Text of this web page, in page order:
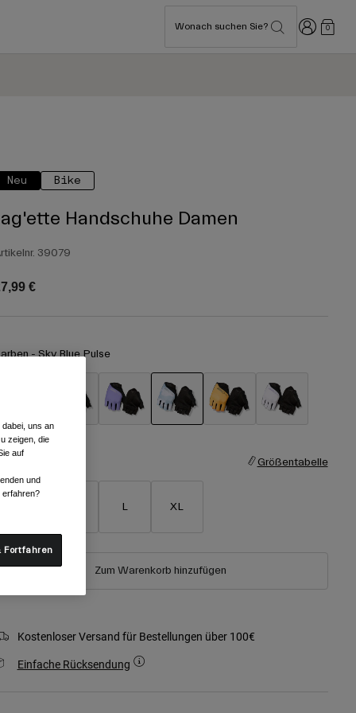
Wonach suchen Sie? Anmelden
0
Neu Bike
Handschuhe Damen
39079
€
-Sky Blue Pulse
Größentabelle
L XL
Zum Warenkorb hinzufügen
Kostenloser Versand für Bestellungen über 100€
Einfache Rücksendung
uns an
zeigen, die
auf
und
erfahren?
Fortfahren